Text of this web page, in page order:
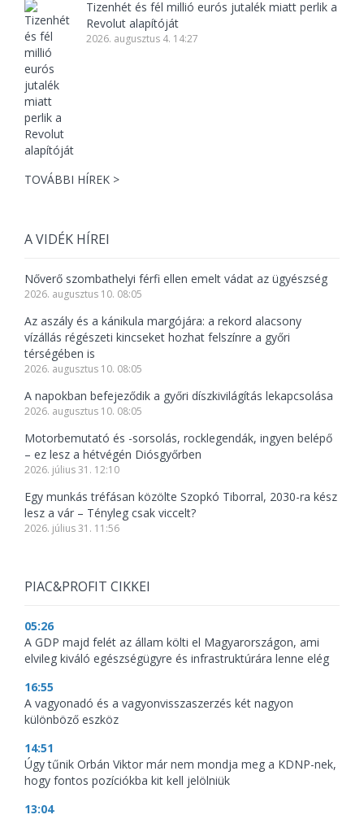
Tizenhét és fél millió eurós jutalék miatt perlik a
Revolut alapítóját
2026. augusztus 4. 14:27
TOVÁBBI HÍREK >
A VIDÉK HÍREI
Nőverő szombathelyi férfi ellen emelt vádat az ügyészség
2026. augusztus 10. 08:05
Az aszály és a kánikula margójára: a rekord alacsony
vízállás régészeti kincseket hozhat felszínre a győri
térségében is
2026. augusztus 10. 08:05
A napokban befejeződik a győri díszkivilágítás lekapcsolása
2026. augusztus 10. 08:05
Motorbemutató és -sorsolás, rocklegendák, ingyen belépő
– ez lesz a hétvégén Diósgyőrben
2026. július 31. 12:10
Egy munkás tréfásan közölte Szopkó Tiborral, 2030-ra kész
lesz a vár – Tényleg csak viccelt?
2026. július 31. 11:56
PIAC&PROFIT CIKKEI
05:26
A GDP majd felét az állam költi el Magyarországon, ami
elvileg kiváló egészségügyre és infrastruktúrára lenne elég
16:55
A vagyonadó és a vagyonvisszaszerzés két nagyon
különböző eszköz
14:51
Úgy tűnik Orbán Viktor már nem mondja meg a KDNP-nek,
hogy fontos pozíciókba kit kell jelölniük
13:04